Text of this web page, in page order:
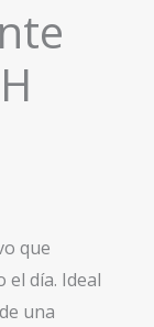
que
día. Ideal
una